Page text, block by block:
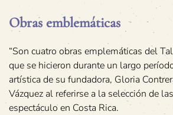
Obras emblemáticas
“Son cuatro obras emplemáticas del
que se hicieron durante un largo
artística de su fundadora, Gloria
Vázquez al referirse a la selección de
espectáculo en Costa Rica.